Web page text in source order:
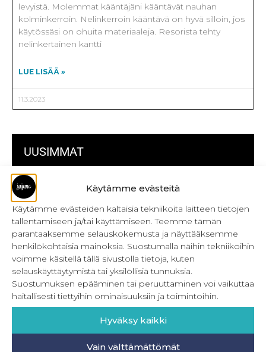
Käytämme evästeitä
Käytämme evästeiden kaltaisia tekniikoita laitteen tietojen
tallentamiseen ja/tai käyttämiseen. Teemme tämän
parantaaksemme selauskokemusta ja näyttääksemme
henkilökohtaisia mainoksia. Suostumalla näihin tekniikoihin
voimme käsitellä tällä sivustolla tietoja, kuten
selauskäyttäytymistä tai yksilöllisiä tunnuksia.
Suostumuksen epääminen tai peruuttaminen voi vaikuttaa
haitallisesti tiettyihin ominaisuuksiin ja toimintoihin.
Hyväksy kaikki
Vain välttämättömät
UUSIMMAT
Kulmikas pussukka kaava Särmä
Bokserikuminauhan ompelu
Metrivetoketjun käyttö
Metrivetoketjun lukon pujottaminen
Onnistu joustavien vaatteiden ompelussa
Laakasauman ompelu saumurilla
Jujunan ompelubingo heinä-joulukuulle
Retkeilyhousujen materiaalit ja tarvikkeet
levyistä. Molemmat kääntäjäni kääntävät nauhan
kolminkerroin. Nelinkerroin kääntävä on hyvä silloin, jos
käytössäsi on ohuita materiaaleja. Resorista tehty
nelinkertainen kantti
LUE LISÄÄ »
11.3.2023